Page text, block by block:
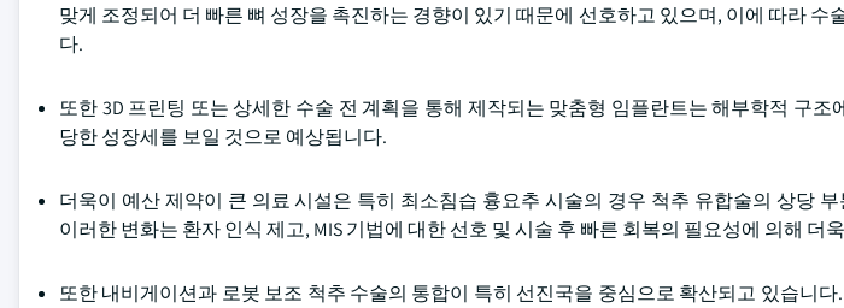
맞게 조정되어 더 빠른 뼈 성장을 촉진하는 경향이 있기 때문에 선호하고 있으며, 이에 따라 수
다.
또한 3D 프린팅 또는 상세한 수술 전 계획을 통해 제작되는 맞춤형 임플란트는 해부학적 구
당한 성장세를 보일 것으로 예상됩니다.
더욱이 예산 제약이 큰 의료 시설은 특히 최소침습 흉요추 시술의 경우 척추 유합술의 상당 부
이러한 변화는 환자 인식 제고, MIS 기법에 대한 선호 및 시술 후 빠른 회복의 필요성에 의해 더
또한 내비게이션과 로봇 보조 척추 수술의 통합이 특히 선진국을 중심으로 확산되고 있습니